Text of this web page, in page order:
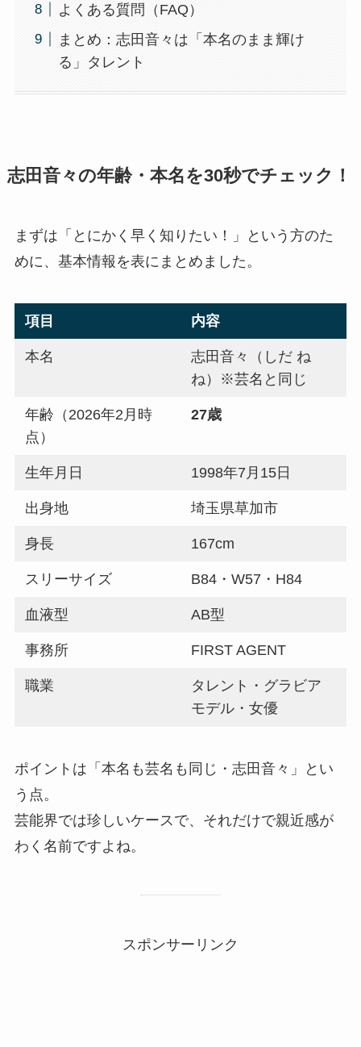
よくある質問（FAQ）
まとめ：志田音々は「本名のまま輝け
る」タレント
志田音々の年齢・本名を30秒でチェック！
まずは「とにかく早く知りたい！」という方のた
めに、基本情報を表にまとめました。
項目 内容
本名
志田音々（しだ ね
ね）※芸名と同じ
年齢（2026年2月時
点）
27歳
生年月日 1998年7月15日
出身地 埼玉県草加市
身長 167cm
スリーサイズ B84・W57・H84
血液型 AB型
事務所 FIRST AGENT
職業
タレント・グラビア
モデル・女優
ポイントは「本名も芸名も同じ・志田音々」とい
う点。
芸能界では珍しいケースで、それだけで親近感が
わく名前ですよね。
スポンサーリンク